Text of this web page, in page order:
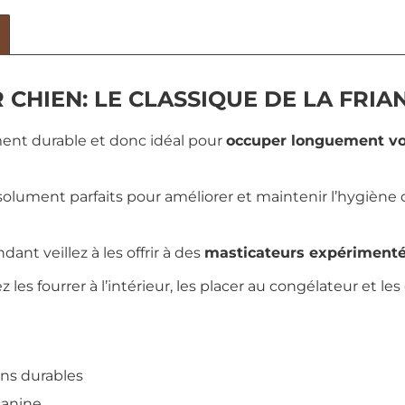
LE CLASSIQUE DE LA
durable et donc idéal pour occuper longuement
parfaits pour améliorer et maintenir
veillez à les offrir à des masticateurs
les fourrer à l’intérieur, les placer au congélateur et
durables